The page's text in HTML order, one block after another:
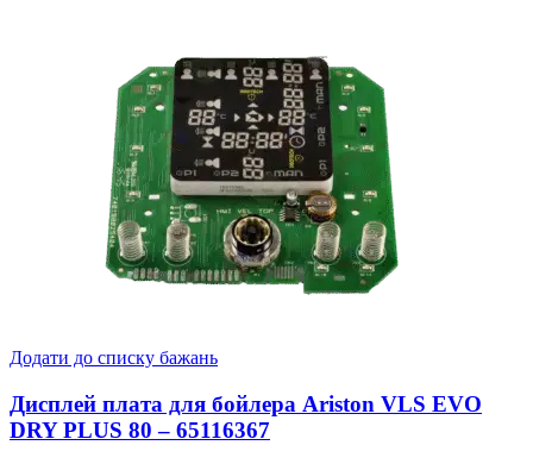
Додати до списку бажань
Дисплей плата для бойлера Ariston VLS EVO
DRY PLUS 80 – 65116367